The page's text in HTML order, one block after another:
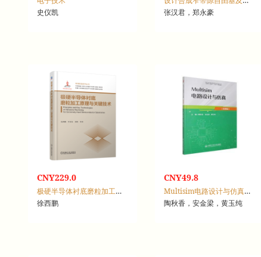
史仪凯
张汉君，郑永豪
CNY229.0
极硬半导体衬底磨粒加工原理与关键技术
徐西鹏
CNY49.8
Multisim电路设计与仿真：微课版
陶秋香，安金梁，黄玉纯